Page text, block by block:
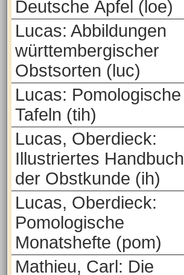
Deutsche Äpfel (loe)
Lucas: Abbildungen
württembergischer
Obstsorten (luc)
Lucas: Pomologische
Tafeln (tih)
Lucas, Oberdieck:
Illustriertes Handbuch
der Obstkunde (ih)
Lucas, Oberdieck:
Pomologische
Monatshefte (pom)
Mathieu, Carl: Die